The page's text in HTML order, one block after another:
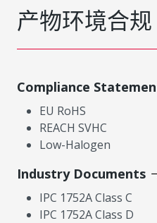
产物环境合规
Compliance
EU RoHS
REACH SVHC
Low-Halogen
Industry Documents
IPC 1752A Class C
IPC 1752A Class D